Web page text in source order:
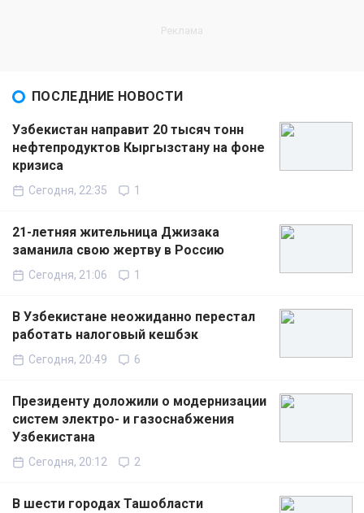
ПОСЛЕДНИЕ НОВОСТИ
Узбекистан направит 20 тысяч тонн
нефтепродуктов Кыргызстану на фоне
кризиса
Сегодня, 22:35 1
21-летняя жительница Джизака
заманила свою жертву в Россию
Сегодня, 21:06 1
В Узбекистане неожиданно перестал
работать налоговый кешбэк
Сегодня, 20:49 6
Президенту доложили о модернизации
систем электро- и газоснабжения
Узбекистана
Сегодня, 20:12 2
В шести городах Ташобласти